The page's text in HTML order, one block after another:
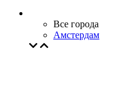
Все города
Амстердам